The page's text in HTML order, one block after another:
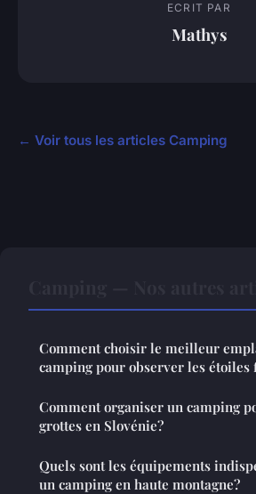
ECRIT PAR
Mathys
← Voir tous les articles Camping
Comment choisir le meilleur
camping pour observer les étoiles
Comment organiser un camping
grottes en Slovénie?
Quels sont les équipements
un camping en haute montagne?